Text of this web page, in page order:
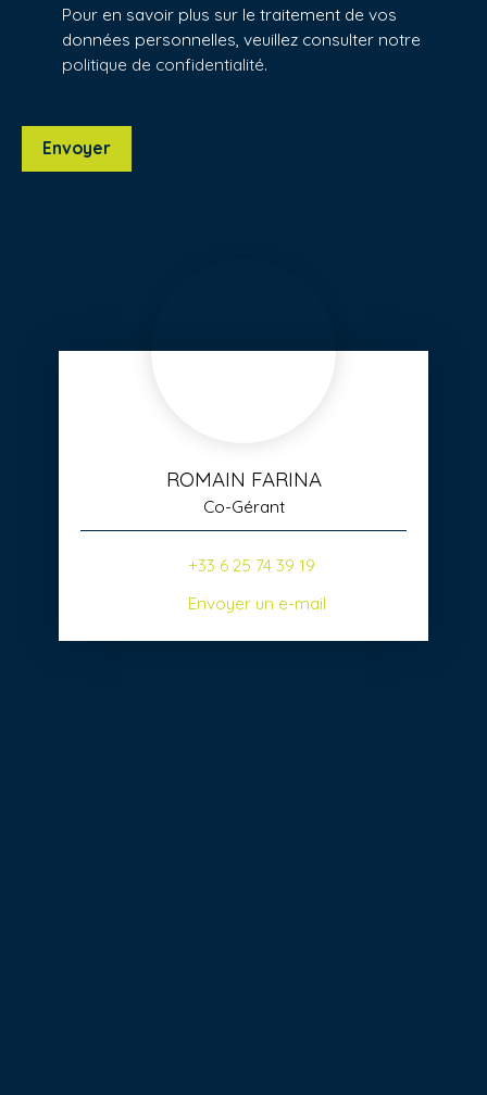
Pour en savoir plus sur le traitement de vos
données personnelles, veuillez consulter notre
politique de confidentialité.
Envoyer
ROMAIN FARINA
Co-Gérant
+33 6 25 74 39 19
Envoyer un e-mail